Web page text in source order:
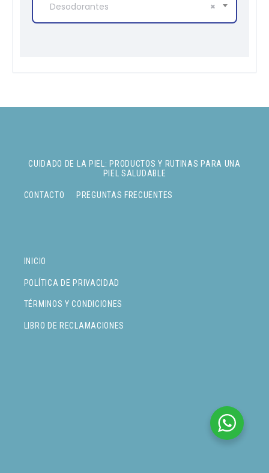
×
Desodorantes
INICIO
POLÍTICA DE PRIVACIDAD
TÉRMINOS Y CONDICIONES
LIBRO DE RECLAMACIONES
CUIDADO DE LA PIEL: PRODUCTOS Y RUTINAS PARA UNA
PIEL SALUDABLE
CONTACTO PREGUNTAS FRECUENTES